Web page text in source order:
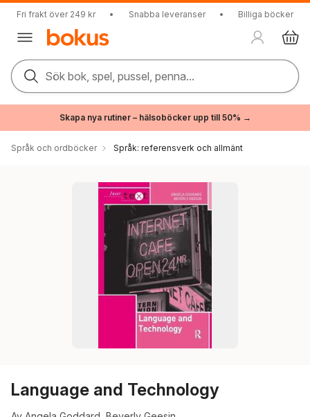
Fri frakt över 249 kr • Snabba leveranser • Billiga böcker
Sök bok, spel, pussel, penna...
Skapa nya rutiner – hälsoböcker upp till 50% →
Språk och ordböcker Språk: referensverk och allmänt
Language and Technology